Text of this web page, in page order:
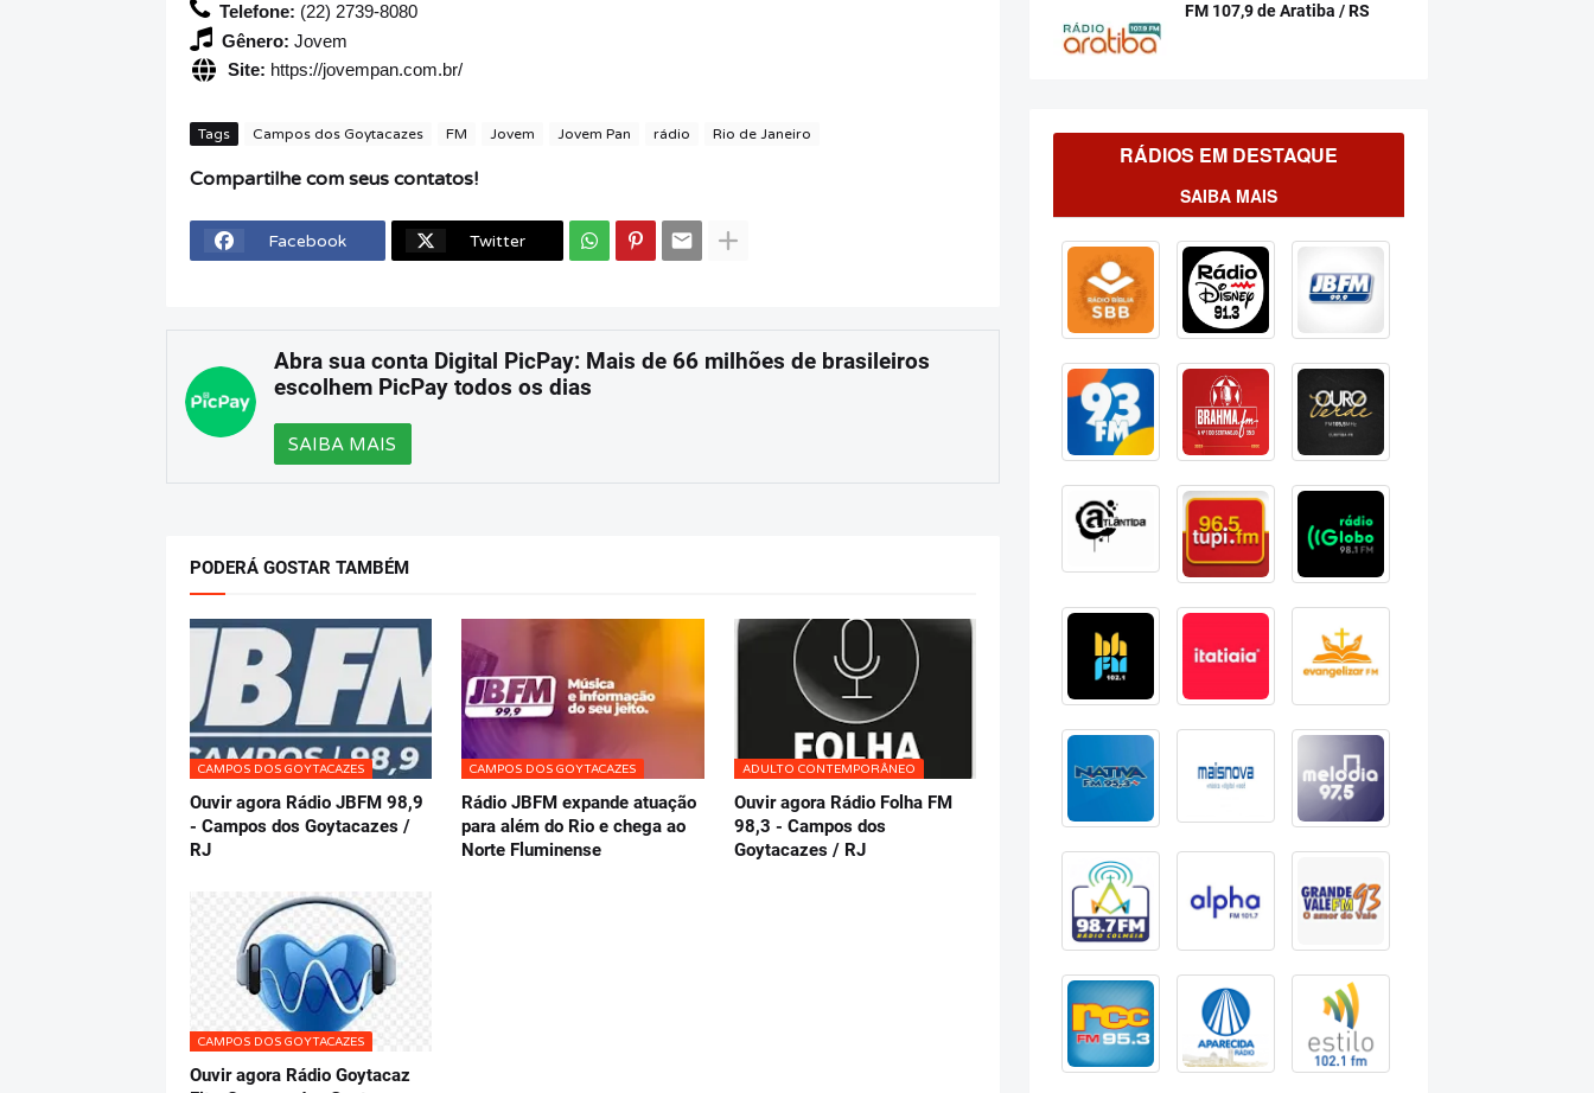
Telefone: (22) 2739-8080
Gênero: Jovem
Site: https://jovempan.com.br/
Tags Campos dos Goytacazes FM Jovem Jovem Pan rádio Rio de Janeiro
Compartilhe com seus contatos!
Facebook Twitter
Abra sua conta Digital PicPay: Mais de 66 milhões de brasileiros
escolhem PicPay todos os dias
SAIBA MAIS
PODERÁ GOSTAR TAMBÉM
CAMPOS DOS GOYTACAZES
Ouvir agora Rádio JBFM 98,9
- Campos dos Goytacazes /
RJ
CAMPOS DOS GOYTACAZES
Rádio JBFM expande atuação
para além do Rio e chega ao
Norte Fluminense
ADULTO CONTEMPORÂNEO
Ouvir agora Rádio Folha FM
98,3 - Campos dos
Goytacazes / RJ
CAMPOS DOS GOYTACAZES
Ouvir agora Rádio Goytacaz
FM 107,9 de Aratiba / RS
RÁDIOS EM DESTAQUE
SAIBA MAIS